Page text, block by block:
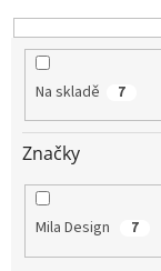
u
Na skladě 7
Značky
Mila Design 7